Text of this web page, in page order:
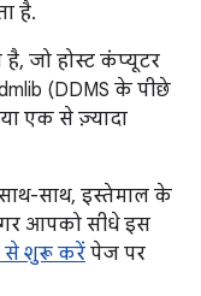
है.
जो होस्ट कंप्यूटर
(DDMS के पीछे
एक से ज़्यादा
साथ, इस्तेमाल के
आपको सीधे इस
से शुरू करेंपेज पर